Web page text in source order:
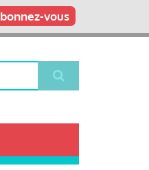
vous